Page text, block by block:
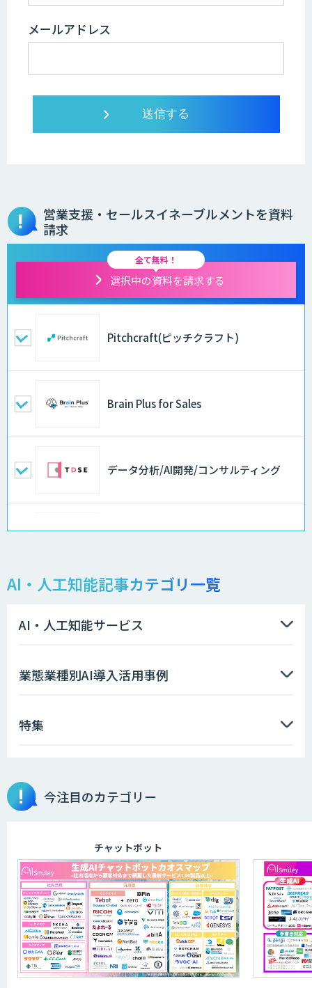
メールアドレス
営業支援・セールスイネーブルメントを資料
請求
全て無料！
選択中の資料を請求する
Pitchcraft(ピッチクラフト)
Brain Plus for Sales
データ分析/AI開発/コンサルティング
AIコール
フォーム「ソアスク」
2層ナレッジ×AIで顧客コミュニケーシ
ョンを効率化「ZEROCK」
運営を自動化し、コミュニティで収益化
する「TIMEWELL BASE」
LINE WORKS AiNote
AI・人工知能記事カテゴリ一覧
AI・人工知能サービス
業態業種別AI導入活用事例
特集
今注目のカテゴリー
チャットボット